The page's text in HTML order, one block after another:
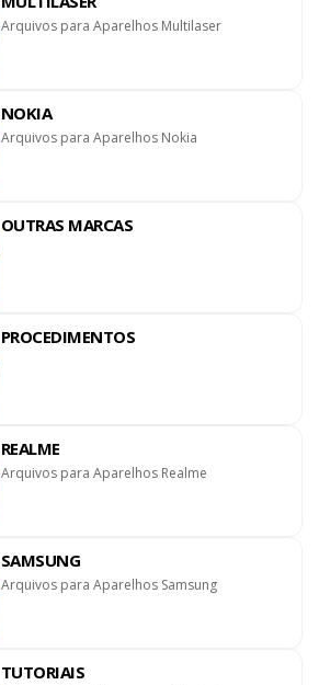
Arquivos para Aparelhos Multilaser
NOKIA
Arquivos para Aparelhos Nokia
OUTRAS MARCAS
PROCEDIMENTOS
REALME
Arquivos para Aparelhos Realme
SAMSUNG
Arquivos para Aparelhos Samsung
TUTORIAIS